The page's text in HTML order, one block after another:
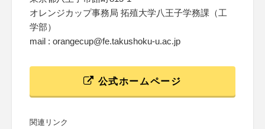
オレンジカップ事務局 拓殖大学八王子学務課（工
学部）
mail : orangecup@fe.takushoku-u.ac.jp
公式ホームページ
関連リンク